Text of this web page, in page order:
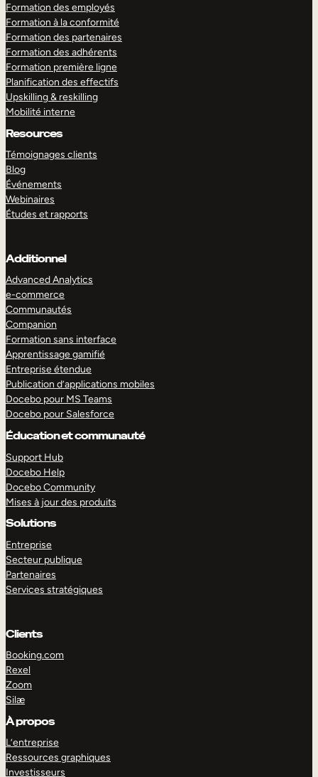
Formation des employés
Formation à la conformité
Formation des partenaires
Formation des adhérents
Formation première ligne
Planification des effectifs
Upskilling & reskilling
Mobilité interne
Resources
Témoignages clients
Blog
Événements
Webinaires
Études et rapports
Additionnel
Advanced Analytics
e-commerce
Communautés
Companion
Formation sans interface
Apprentissage gamifié
Entreprise étendue
Publication d’applications mobiles
Docebo pour MS Teams
Docebo pour Salesforce
Éducation et communauté
Support Hub
Docebo Help
Docebo Community
Mises à jour des produits
Solutions
Entreprise
Secteur publique
Partenaires
Services stratégiques
Clients
Booking.com
Rexel
Zoom
Silæ
À propos
L’entreprise
Ressources graphiques
Investisseurs